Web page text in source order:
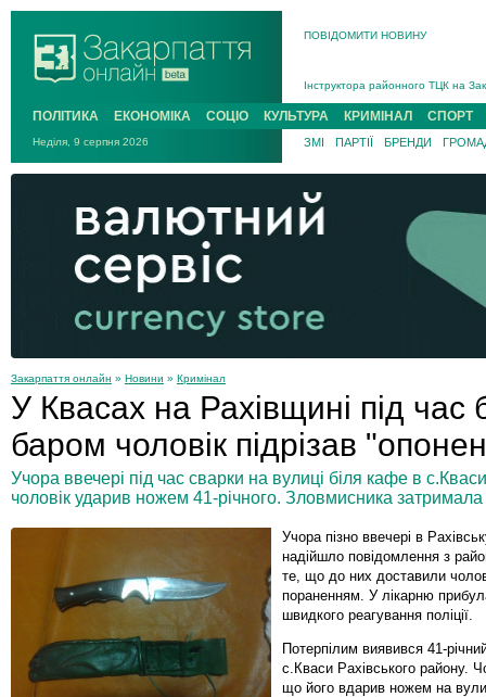
ПОВІДОМИТИ НОВИНУ
Інструктора районного ТЦК на
В Ужгороді попрощаються із
В Ужгороді 5 серпня
Підтвердили загибель
На війні з рф поліг військовий з
На війні загинув 26-річний
ПОЛІТИКА ЕКОНОМІКА СОЦІО КУЛЬТУРА КРИМІНАЛ СПОРТ
Неділя, 9 серпня 2026 ЗМІ ПАРТІЇ БРЕНДИ
Закарпаття онлайн » Новини » Кримінал
У Квасах на Рахівщині під час
баром чоловік підрізав
Учора ввечері під час сварки на вулиці біля кафе в
чоловік ударив ножем 41-річного. Зловмисника затримала
Учора пізно ввечері в
надійшло повідомлення з
те, що до них доставили
пораненням. У лікарню
швидкого реагування поліції.
Потерпілим виявився 41-
с.Кваси Рахівського району.
що його вдарив ножем на